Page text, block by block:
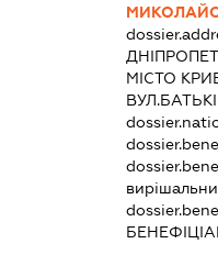
МІСТО